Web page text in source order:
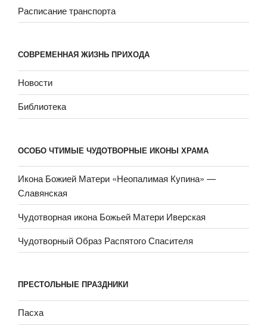
Расписание транспорта
СОВРЕМЕННАЯ ЖИЗНЬ ПРИХОДА
Новости
Библиотека
ОСОБО ЧТИМЫЕ ЧУДОТВОРНЫЕ ИКОНЫ ХРАМА
Икона Божией Матери «Неопали­мая Купина» —
Славянская
Чудотворная икона Божьей Матери Иверская
Чудотворный Образ Распятого Спасителя
ПРЕСТОЛЬНЫЕ ПРАЗДНИКИ
Пасха